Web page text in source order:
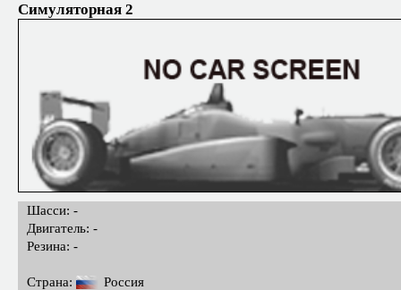
Симуляторная 2
Шасси: -
Двигатель: -
Резина: -
Страна:
Россия